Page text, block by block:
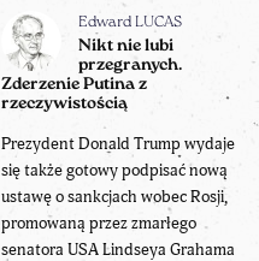
Edward LUCAS
Nikt nie lubi
przegranych.
Zderzenie Putina z
rzeczywistością
Prezydent Donald Trump wydaje
się także gotowy podpisać nową
ustawę o sankcjach wobec Rosji,
promowaną przez zmarłego
senatora USA Lindseya Grahama